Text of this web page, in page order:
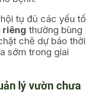
tụ đủ các yếu tố
riêng thường bùng
chẽ dự báo thời
sớm trong giai
lý vườn chưa